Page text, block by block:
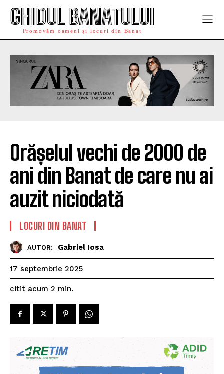
GHIDUL BANATULUI
Promovăm oameni și locuri din Banat
Orășelul vechi de 2000 de
ani din Banat de care nu ai
auzit niciodată
LOCURI DIN BANAT
AUTOR: Gabriel Iosa
17 septembrie 2025
citit acum 2 min.